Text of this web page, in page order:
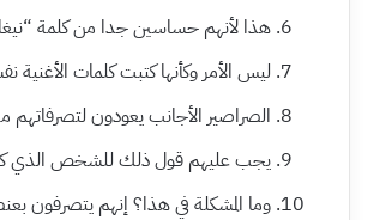
هذا لأنهم حساسين جدا من كلمة
ليس الأمر وكأنها كتبت كلمات الأغنية
الصراصير الأجانب يعودون لتصرفاتهم
يجب عليهم قول ذلك للشخص الذي كتب
وما المشكلة في هذا؟ إنهم يتصرفون